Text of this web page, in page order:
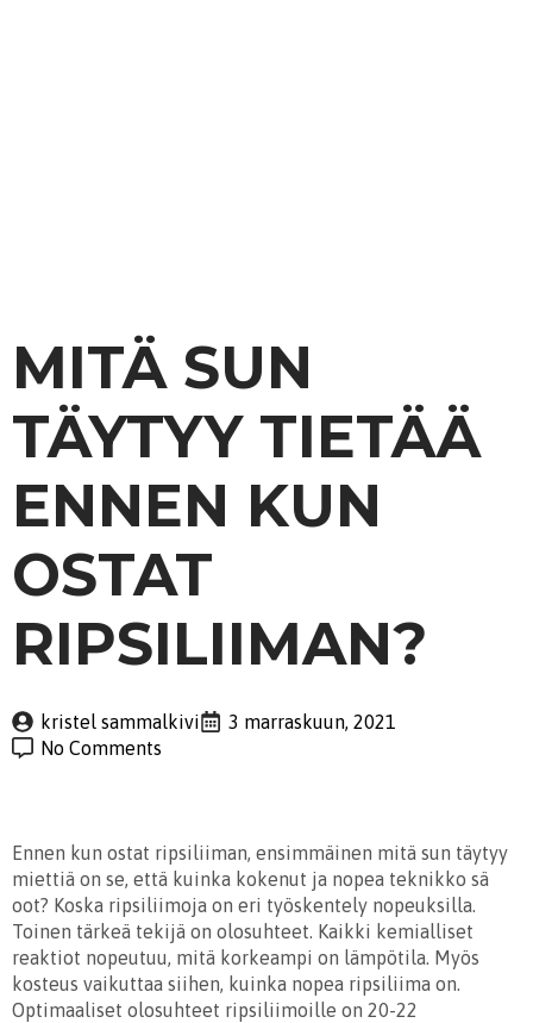
MITÄ SUN
TÄYTYY TIETÄÄ
ENNEN KUN
OSTAT
RIPSILIIMAN?
kristel sammalkivi
3 marraskuun, 2021
No Comments
Ennen kun ostat ripsiliiman, ensimmäinen mitä sun täytyy
miettiä on se, että kuinka kokenut ja nopea teknikko sä
oot? Koska ripsiliimoja on eri työskentely nopeuksilla.
Toinen tärkeä tekijä on olosuhteet. Kaikki kemialliset
reaktiot nopeutuu, mitä korkeampi on lämpötila. Myös
kosteus vaikuttaa siihen, kuinka nopea ripsiliima on.
Optimaaliset olosuhteet ripsiliimoille on 20-22